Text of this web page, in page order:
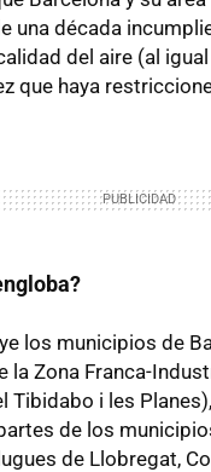
una década
del aire (al
que haya
los municipios de
la Zona Franca-
Tibidabo i les
de los
de Llobregat,